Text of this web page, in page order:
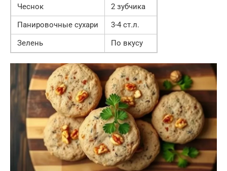
Чеснок
2 зубчика
Панировочные сухари
3-4 ст.л.
Зелень
По вкусу